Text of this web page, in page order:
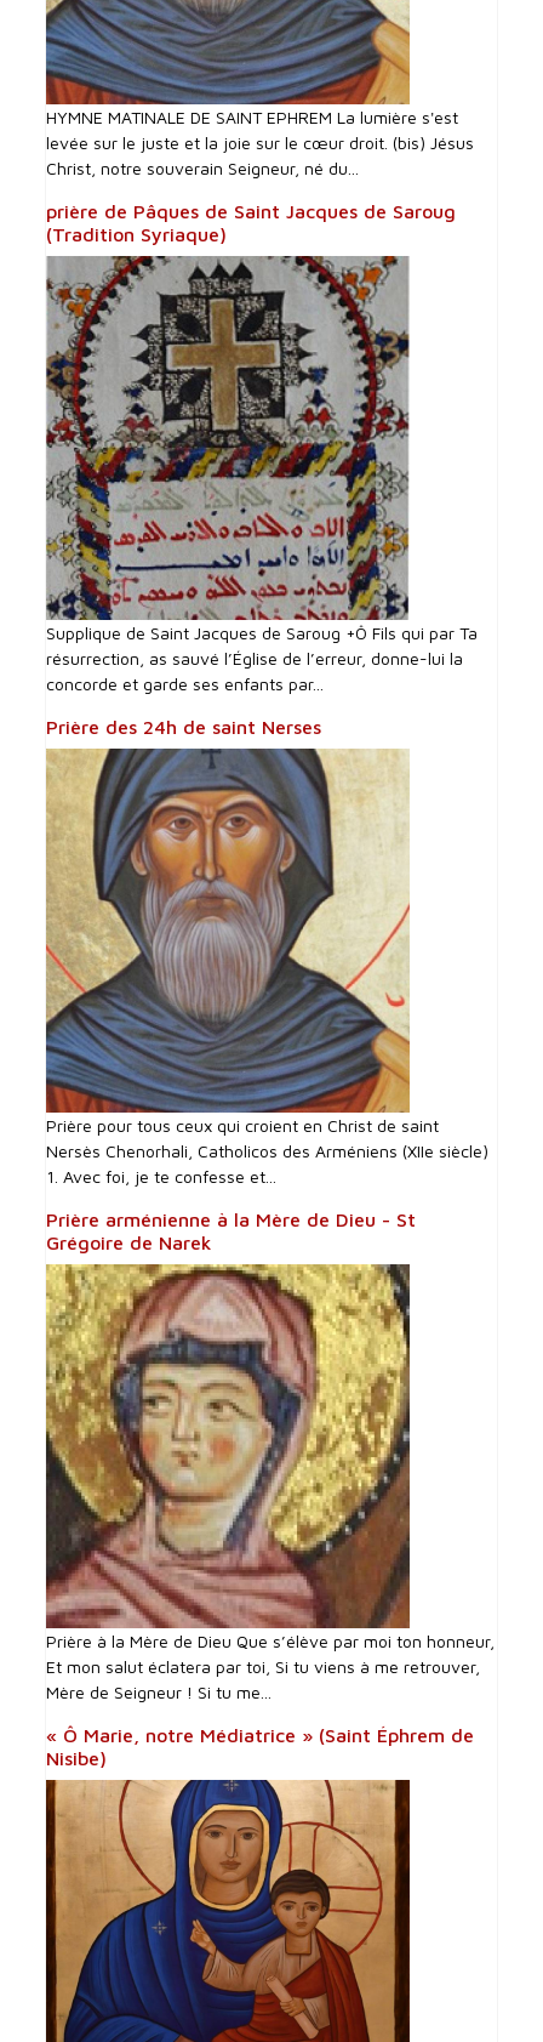
HYMNE MATINALE DE SAINT EPHREM La lumière s'est
levée sur le juste et la joie sur le cœur droit. (bis) Jésus
Christ, notre souverain Seigneur, né du...
prière de Pâques de Saint Jacques de Saroug
(Tradition Syriaque)
Supplique de Saint Jacques de Saroug +Ô Fils qui par Ta
résurrection, as sauvé l’Église de l’erreur, donne-lui la
concorde et garde ses enfants par...
Prière des 24h de saint Nerses
Prière pour tous ceux qui croient en Christ de saint
Nersès Chenorhali, Catholicos des Arméniens (XIIe siècle)
1. Avec foi, je te confesse et...
Prière arménienne à la Mère de Dieu - St
Grégoire de Narek
Prière à la Mère de Dieu Que s’élève par moi ton honneur,
Et mon salut éclatera par toi, Si tu viens à me retrouver,
Mère de Seigneur ! Si tu me...
« Ô Marie, notre Médiatrice » (Saint Éphrem de
Nisibe)